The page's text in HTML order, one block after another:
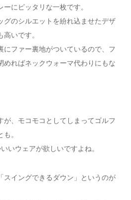
にピッタリな一枚です。
グのシルエットを紛れ込ませたデザ
いです。
にファー裏地がついているので、フ
めればネックウォーマ代わりにもな
が、モコモコとしてしまってゴルフ
。
いウェアが欲しいですよね。
スイングできるダウン」というのが